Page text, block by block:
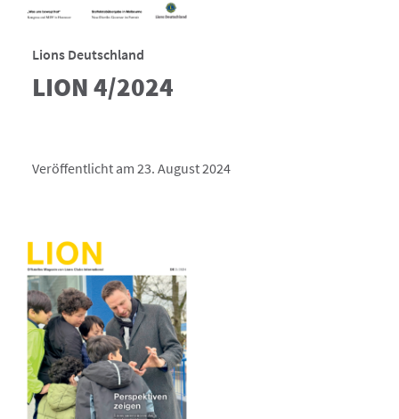
Lions Deutschland
LION 4/2024
Veröffentlicht am 23. August 2024